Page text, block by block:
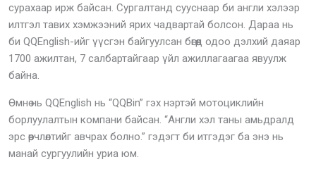
сурахаар ирж байсан. Сургалтанд сууснаар би англи хэлээр
илтгэл тавих хэмжээний ярих чадвартай болсон. Дараа нь
би QQEnglish-ийг үүсгэн байгуулсан бөгөөд одоо дэлхий даяар
1700 ажилтан, 7 салбартайгаар үйл ажиллагаагаа явуулж
байна.
Өмнө нь QQEnglish нь “QQBin” гэх нэртэй мотоциклийн
борлуулалтын компани байсан. “Англи хэл таны амьдралд
эрс өөрчлөлтийг авчрах болно.” гэдэгт би итгэдэг ба энэ нь
манай сургуулийн уриа юм.